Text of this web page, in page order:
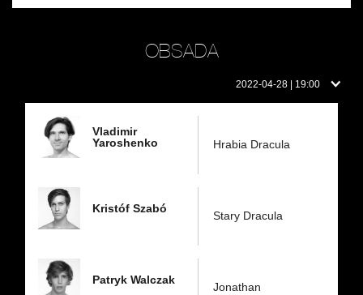
OBSADA
dniu:
2022-04-28 | 19:00
Vladimir
Yaroshenko
Hrabia Dracula
Kristóf Szabó
Stary Dracula
Patryk Walczak
Jonathan